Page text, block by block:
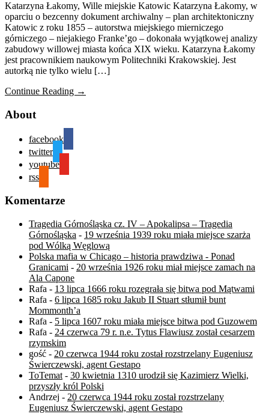
Katarzyna Łakomy, Wille miejskie Katowic Katarzyna Łakomy, w
oparciu o bezcenny dokument archiwalny – plan architektoniczny
Katowic z roku 1855 – autorstwa miejskiego mierniczego
górniczego – niejakiego Franke’go – dokonała wyjątkowej analizy
zabudowy willowej miasta końca XIX wieku. Katarzyna Łakomy
jest pracownikiem naukowym Politechniki Krakowskiej. Jest
autorką nie tylko wielu […]
Continue Reading →
About
facebook
twitter
youtube
rss
Komentarze
Tragedia Górnośląska cz. IV – Apokalipsa – Tragedia
Górnośląska - 19 września 1939 roku miała miejsce szarża
pod Wólką Węglową
Polska mafia w Chicago – historia prawdziwa - Ponad
Granicami - 20 września 1926 roku miał miejsce zamach na
Ala Capone
Rafa - 13 lipca 1666 roku rozegrała się bitwa pod Mątwami
Rafa - 6 lipca 1685 roku Jakub II Stuart stłumił bunt
Mommonth’a
Rafa - 5 lipca 1607 roku miała miejsce bitwa pod Guzowem
Rafa - 24 czerwca 79 r. n.e. Tytus Flawiusz został cesarzem
rzymskim
gość - 20 czerwca 1944 roku został rozstrzelany Eugeniusz
Świerczewski, agent Gestapo
ToTemat - 30 kwietnia 1310 urodził się Kazimierz Wielki,
przyszły król Polski
Andrzej - 20 czerwca 1944 roku został rozstrzelany
Eugeniusz Świerczewski, agent Gestapo